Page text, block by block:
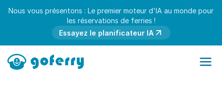
Nous vous présentons : Le premier moteur d'IA au monde pour
les réservations de ferries !
Essayez le planificateur IA